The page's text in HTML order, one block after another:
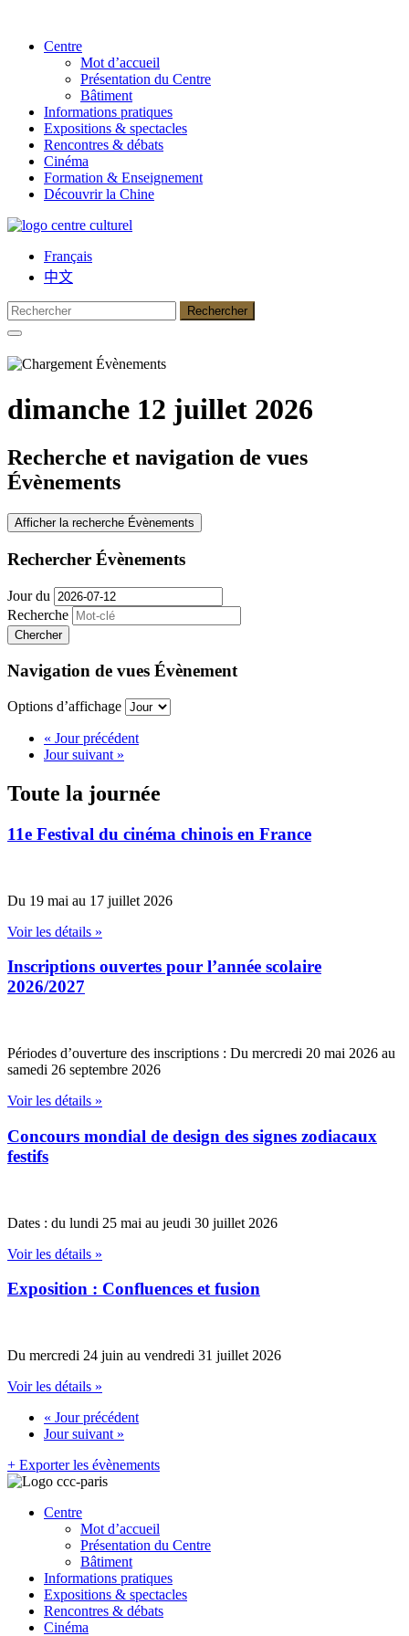
Centre
Mot d’accueil
Présentation du Centre
Bâtiment
Informations pratiques
Expositions & spectacles
Rencontres & débats
Cinéma
Formation & Enseignement
Découvrir la Chine
Français
中文
dimanche 12 juillet 2026
Recherche et navigation de vues
Évènements
Afficher la recherche Évènements
Rechercher Évènements
Jour du
Recherche
Navigation de vues Évènement
Options d’affichage
« Jour précédent
Jour suivant »
Toute la journée
11e Festival du cinéma chinois en France
Du 19 mai au 17 juillet 2026
Voir les détails »
Inscriptions ouvertes pour l’année scolaire
2026/2027
Périodes d’ouverture des inscriptions : Du mercredi 20 mai 2026 au
samedi 26 septembre 2026
Voir les détails »
Concours mondial de design des signes zodiacaux
festifs
Dates : du lundi 25 mai au jeudi 30 juillet 2026
Voir les détails »
Exposition : Confluences et fusion
Du mercredi 24 juin au vendredi 31 juillet 2026
Voir les détails »
« Jour précédent
Jour suivant »
+ Exporter les évènements
Centre
Mot d’accueil
Présentation du Centre
Bâtiment
Informations pratiques
Expositions & spectacles
Rencontres & débats
Cinéma